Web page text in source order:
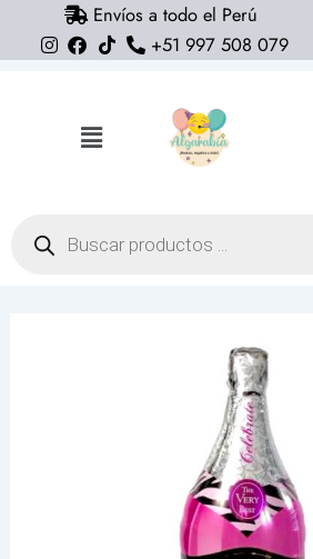
Envíos a todo el Perú
+51 997 508 079
Flyout
productos